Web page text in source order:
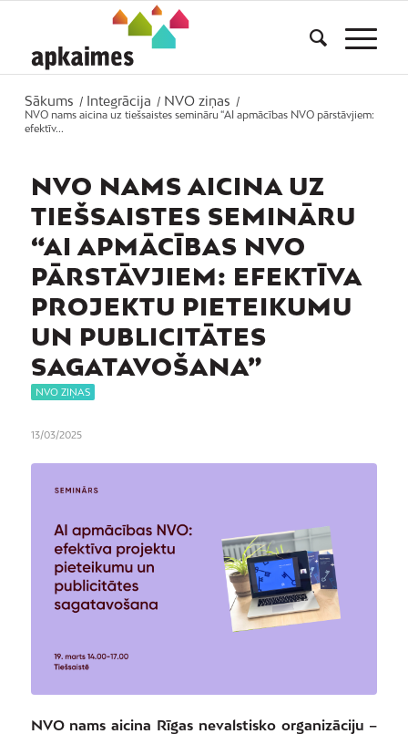
Sākums / Integrācija / NVO ziņas
/
NVO nams aicina uz tiešsaistes semināru “AI apmācības NVO pārstāvjiem:
efektīv...
NVO NAMS AICINA UZ
TIEŠSAISTES SEMINĀRU
“AI APMĀCĪBAS NVO
PĀRSTĀVJIEM: EFEKTĪVA
PROJEKTU PIETEIKUMU
UN PUBLICITĀTES
SAGATAVOŠANA”
NVO ZIŅAS
13/03/2025
NVO nams aicina Rīgas nevalstisko organizāciju –